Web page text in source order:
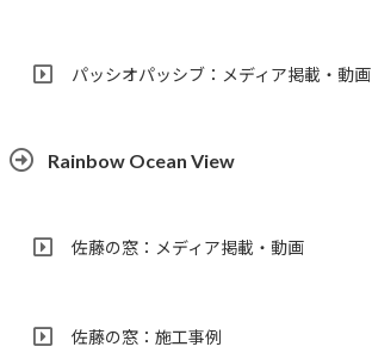
パッシオパッシブ：メディア掲載・動画
Rainbow Ocean View
佐藤の窓：メディア掲載・動画
佐藤の窓：施工事例